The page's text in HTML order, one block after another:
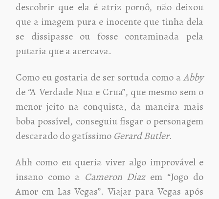
descobrir que ela é atriz pornô, não deixou
que a imagem pura e inocente que tinha dela
se dissipasse ou fosse contaminada pela
putaria que a acercava.
Como eu gostaria de ser sortuda como aAbby
de “A Verdade Nua e Crua”, que mesmo sem o
menor jeito na conquista, da maneira mais
boba possível, conseguiu fisgar o personagem
descarado do gatíssimo Gerard Butler.
Ahh como eu queria viver algo improvável e
insano como a Cameron Diazem “Jogo do
Amor em Las Vegas”. Viajar para Vegas após